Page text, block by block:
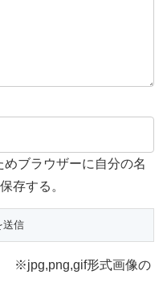
ブラウザーに自分の名
存する。
※jpg,png,gif形式画像の